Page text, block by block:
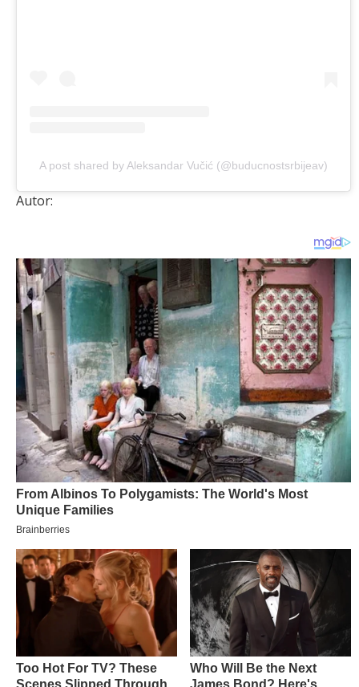
A post shared by Aleksandar Vučić (@buducnostsrbijeav)
Autor: